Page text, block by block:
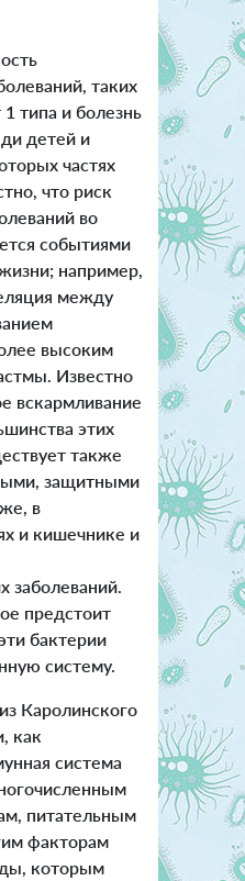
таких
типа и болезнь
детей и
частях
что риск
во
событиями
например,
между
высоким
Известно
вскармливание
этих
также
защитными
в
и кишечнике и
заболеваний.
предстоит
бактерии
систему.
Каролинского
как
система
питательным
факторам
которым